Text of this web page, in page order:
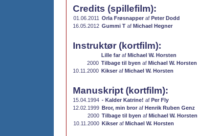
Credits (spillefilm):
01.06.2011 Orla Frøsnapper af Peter Dodd
16.05.2012 Gummi T af Michael Hegner
Instruktør (kortfilm):
Lille far af Michael W. Horsten
2000 Tilbage til byen af Michael W. Horsten
10.11.2000 Kikser af Michael W. Horsten
Manuskript (kortfilm):
15.04.1994 - Kalder Katrine! af Per Fly
12.02.1999 Bror, min bror af Henrik Ruben Genz
2000 Tilbage til byen af Michael W. Horsten
10.11.2000 Kikser af Michael W. Horsten